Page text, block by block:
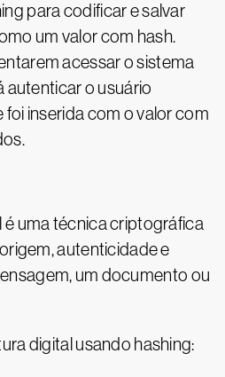
para codificar e salvar
um valor com hash.
acessar o sistema
autenticar o usuário
foi inserida com o valor com
é uma técnica criptográfica
autenticidade e
um documento ou
digital usando hashing: